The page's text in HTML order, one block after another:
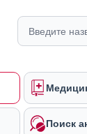
Поиск